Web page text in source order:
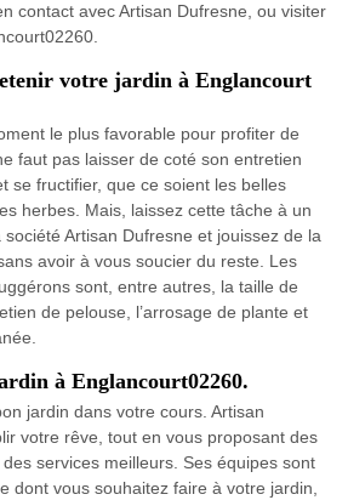
contact avec Artisan Dufresne, ou visiter
votre jardin à Englancourt
le plus favorable pour profiter de
faut pas laisser de coté son entretien
se fructifier, que ce soient les belles
herbes. Mais, laissez cette tâche à un
Artisan Dufresne et jouissez de la
avoir à vous soucier du reste. Les
sont, entre autres, la taille de
de pelouse, l’arrosage de plante et
à Englancourt02260.
jardin dans votre cours. Artisan
votre rêve, tout en vous proposant des
services meilleurs. Ses équipes sont
dont vous souhaitez faire à votre jardin,